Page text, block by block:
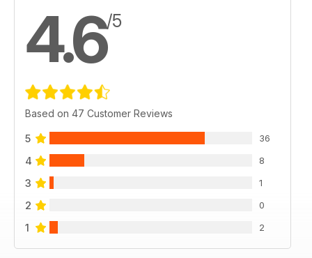
4.6/5
Based on 47 Customer Reviews
5 36
4 8
3 1
2 0
1 2